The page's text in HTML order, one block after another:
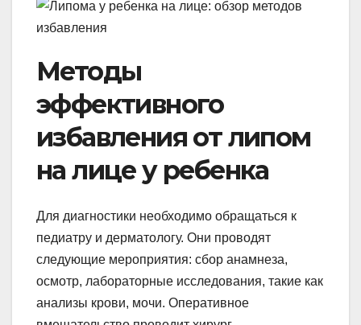
Методы
эффективного
избавления от липом
на лице у ребенка
Для диагностики необходимо обращаться к
педиатру и дерматологу. Они проводят
следующие мероприятия: сбор анамнеза,
осмотр, лабораторные исследования, такие как
анализы крови, мочи. Оперативное